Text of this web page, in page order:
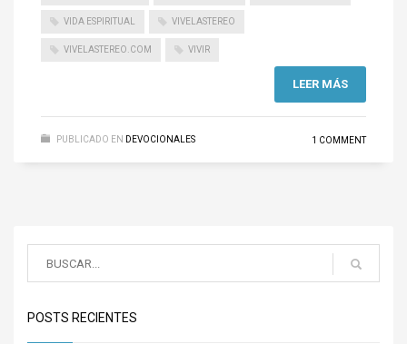
VIDA ESPIRITUAL VIVELASTEREO
VIVELASTEREO.COM VIVIR
LEER MÁS
PUBLICADO EN DEVOCIONALES 1 COMMENT
POSTS RECIENTES